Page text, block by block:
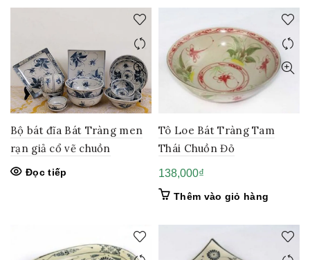
Bộ bát đĩa Bát Tràng men
rạn giả cổ vẽ chuồn
Đọc tiếp
Tô Loe Bát Tràng Tam
Thái Chuồn Đỏ
138,000₫
Thêm vào giỏ hàng